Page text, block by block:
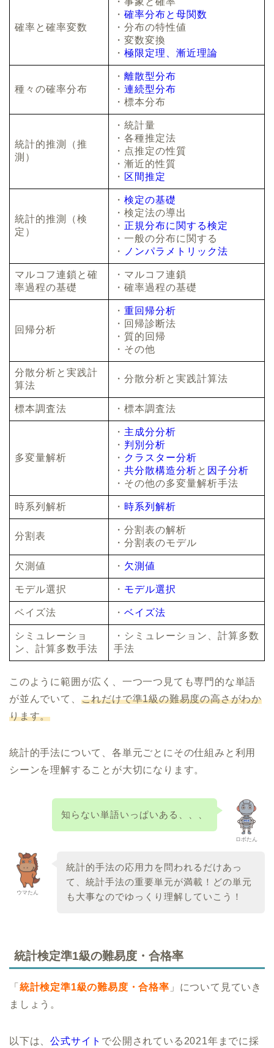
確率と確率変数
・ 確率分布と母関数
・分布の特性値
・変数変換
・ 極限定理、漸近理論
種々の確率分布
・ 離散型分布
・ 連続型分布
・標本分布
統計的推測（推
測）
・統計量
・各種推定法
・点推定の性質
・漸近的性質
・ 区間推定
統計的推測（検
定）
・ 検定の基礎
・検定法の導出
・ 正規分布に関する検定
・一般の分布に関する
・
ノンパラメトリック法
マルコフ連鎖と確
率過程の基礎
・マルコフ連鎖
・確率過程の基礎
回帰分析
・ 重回帰分析
・回帰診断法
・質的回帰
・その他
分散分析と実践計
算法
・分散分析と実践計算法
標本調査法 ・標本調査法
多変量解析
・ 主成分分析
・ 判別分析
・ クラスター分析
・ 共分散構造分析と 因子分析
・その他の多変量解析手法
時系列解析 ・ 時系列解析
分割表
・分割表の解析
・分割表のモデル
欠測値 ・ 欠測値
モデル選択 ・ モデル選択
ベイズ法 ・ ベイズ法
シミュレーショ
ン、計算多数手法
・シミュレーション、計算多数
手法
このように範囲が広く、一つ一つ見ても専門的な単語
が並んでいて、 これだけで準1級の難易度の高さがわか
ります。
統計的手法について、各単元ごとにその仕組みと利用
シーンを理解することが大切になります。
ロボたん
知らない単語いっぱいある、、、
ウマたん
統計的手法の応用力を問われるだけあっ
て、統計手法の重要単元が満載！どの単元
も大事なのでゆっくり理解していこう！
統計検定準1級の難易度・合格率
「 統計検定準1級の難易度・合格率 」について見ていき
ましょう。
以下は、公式サイト で公開されている2021年までに採